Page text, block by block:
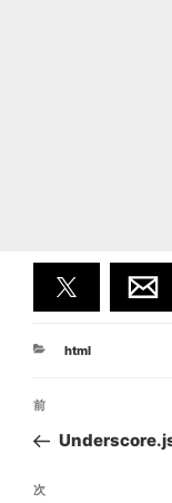
カ
html
投
ナ
ビ
前
の
稿
前
次
次